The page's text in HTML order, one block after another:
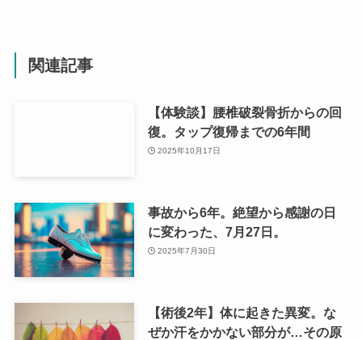
関連記事
【体験談】腰椎破裂骨折からの回
復。タップ復帰までの6年間
2025年10月17日
事故から6年。絶望から感謝の日
に変わった、7月27日。
2025年7月30日
【術後2年】体に起きた異変。な
ぜか汗をかかない部分が…その原